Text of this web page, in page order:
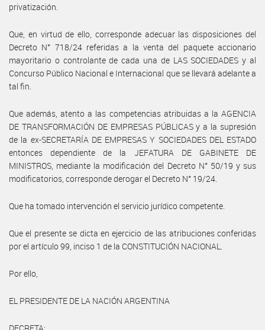
privatización.
Que, en virtud de ello, corresponde adecuar las disposiciones del
Decreto N° 718/24 referidas a la venta del paquete accionario
mayoritario o controlante de cada una de LAS SOCIEDADES y al
Concurso Público Nacional e Internacional que se llevará adelante a
tal fin.
Que además, atento a las competencias atribuidas a la AGENCIA
DE TRANSFORMACIÓN DE EMPRESAS PÚBLICAS y a la supresión
de la ex-SECRETARÍA DE EMPRESAS Y SOCIEDADES DEL ESTADO
entonces dependiente de la JEFATURA DE GABINETE DE
MINISTROS, mediante la modificación del Decreto N° 50/19 y sus
modificatorios, corresponde derogar el Decreto N° 19/24.
Que ha tomado intervención el servicio jurídico competente.
Que el presente se dicta en ejercicio de las atribuciones conferidas
por el artículo 99, inciso 1 de la CONSTITUCIÓN NACIONAL.
Por ello,
EL PRESIDENTE DE LA NACIÓN ARGENTINA
DECRETA: